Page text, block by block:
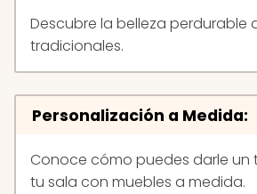
Descubre la belleza perdurable
tradicionales.
Personalización a Medida:
Conoce cómo puedes darle un
tu sala con muebles a medida.